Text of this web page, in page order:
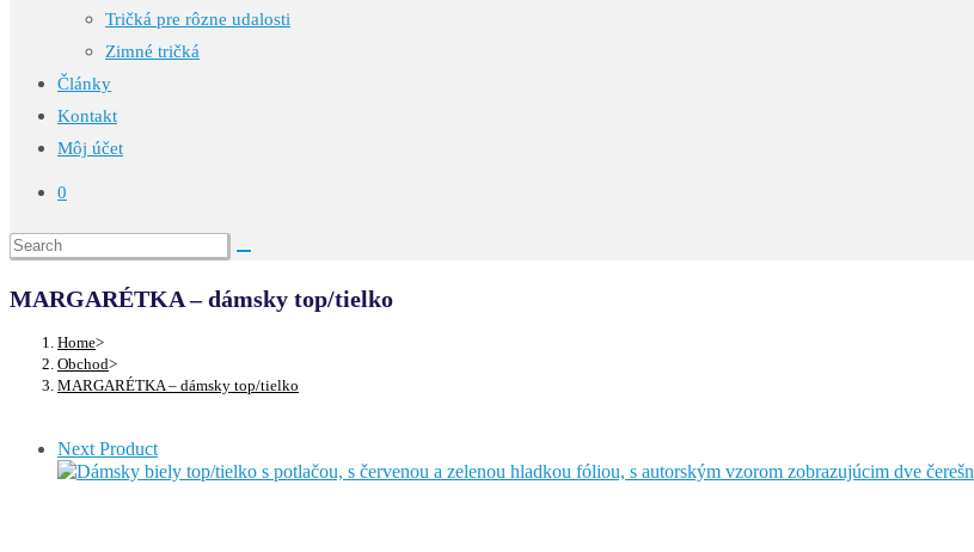
Tričká pre rôzne udalosti
Zimné tričká
Články
Kontakt
Môj účet
0
MARGARÉTKA – dámsky top/tielko
Home>
Obchod>
MARGARÉTKA – dámsky top/tielko
Next Product